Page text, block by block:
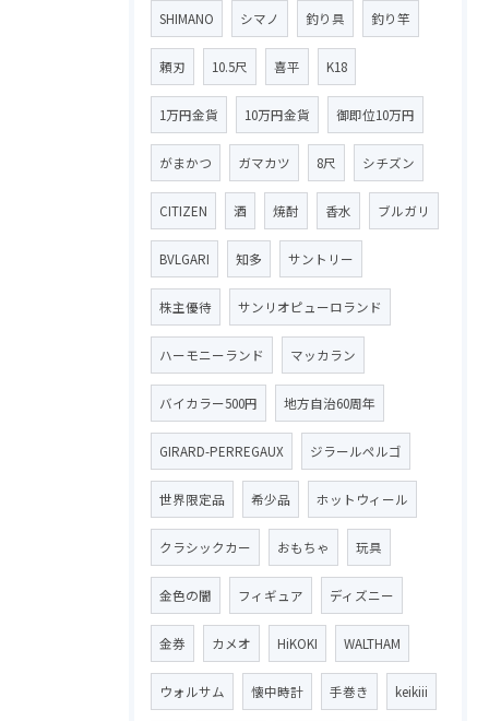
SHIMANO シマノ 釣り具 釣り竿
頼刃 10.5尺 喜平 K18
1万円金貨 10万円金貨 御即位10万円
がまかつ ガマカツ 8尺 シチズン
CITIZEN 酒 焼酎 香水 ブルガリ
BVLGARI 知多 サントリー
株主優待 サンリオピューロランド
ハーモニーランド マッカラン
バイカラー500円 地方自治60周年
GIRARD-PERREGAUX ジラールペルゴ
世界限定品 希少品 ホットウィール
クラシックカー おもちゃ 玩具
金色の闇 フィギュア ディズニー
金券 カメオ HiKOKI WALTHAM
ウォルサム 懐中時計 手巻き keikiii